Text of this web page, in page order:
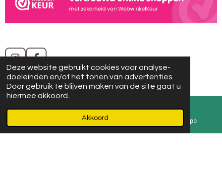
Deze website gebruikt cookies voor analyse-
doeleinden en/of het tonen van advertenties.
Door gebruik te blijven maken van de site gaat u
hiermee akkoord.
Akkoord
n
s
t
a
g
a
a
c
e
b
o
k
Volg ons op Instagram en Facebook
© 2021 Ma Puce
Instagram WhatsApp